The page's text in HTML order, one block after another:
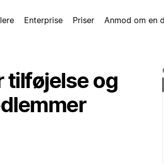
Enterprise Priser Anmod om en
tilføjelse og